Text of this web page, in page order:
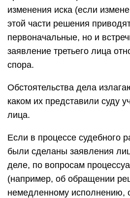
изменения иска (если
этой части решения
первоначальные, но и
заявление третьего лица
спора.
Обстоятельства дела
каком их представили суду
лица.
Если в процессе судебного
были сделаны заявления
деле, по вопросам
(например, об обращении
немедленному исполнению,